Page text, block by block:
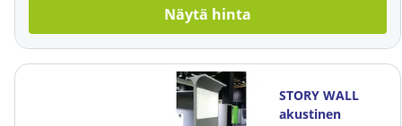
Näytä hinta
STORY WALL
akustinen